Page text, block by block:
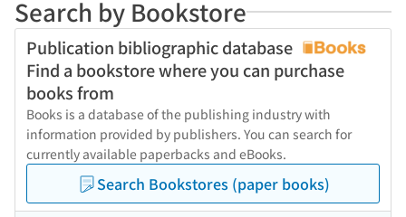
Search by Bookstore
Publication bibliographic database
Find a bookstore where you can purchase
books from
Books is a database of the publishing industry with
information provided by publishers. You can search for
currently available paperbacks and eBooks.
Search Bookstores (paper books)